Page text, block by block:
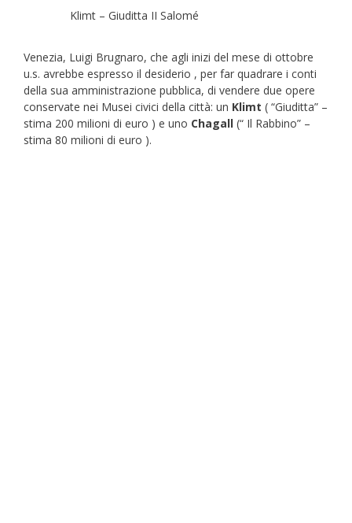
Klimt – Giuditta II Salomé
Venezia, Luigi Brugnaro, che agli inizi del mese di ottobre
u.s. avrebbe espresso il desiderio , per far quadrare i conti
della sua amministrazione pubblica, di vendere due opere
conservate nei Musei civici della città: un Klimt ( “Giuditta” –
stima 200 milioni di euro ) e uno Chagall (“ Il Rabbino” –
stima 80 milioni di euro ).